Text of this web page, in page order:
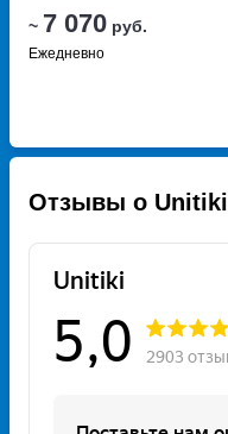
~ 7 070 руб.
Ежедневно
Отзывы о Unitiki